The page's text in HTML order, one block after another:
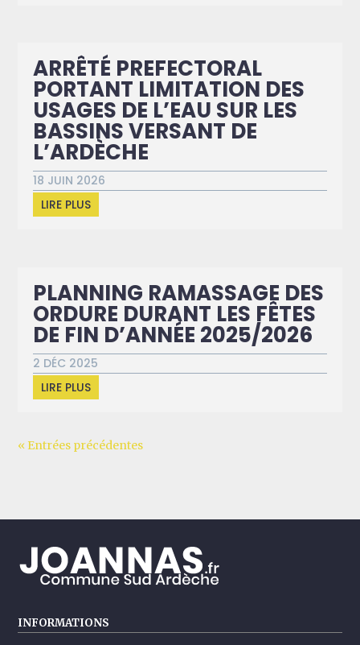
ARRÊTÉ PREFECTORAL
PORTANT LIMITATION DES
USAGES DE L’EAU SUR LES
BASSINS VERSANT DE
L’ARDÈCHE
18 JUIN 2026
LIRE PLUS
PLANNING RAMASSAGE DES
ORDURE DURANT LES FÊTES
DE FIN D’ANNÉE 2025/2026
2 DÉC 2025
LIRE PLUS
« Entrées précédentes
INFORMATIONS